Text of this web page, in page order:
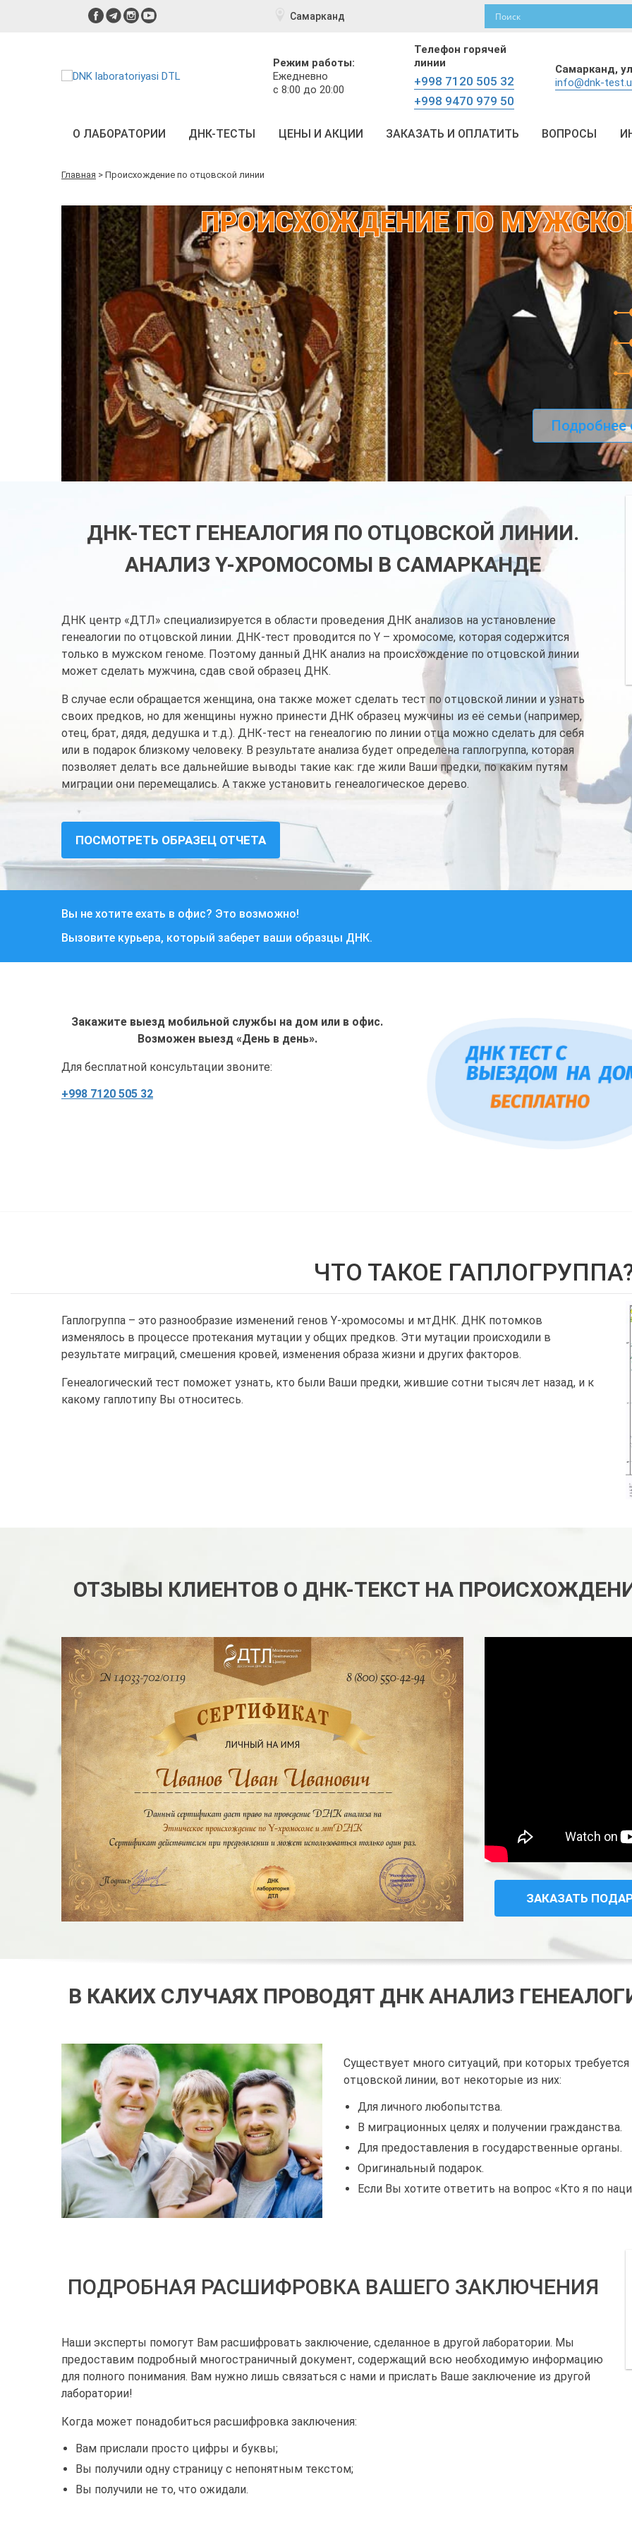
Самарканд
Режим работы:
Ежедневно
с 8:00 до 20:00
Телефон горячей
линии
+998 7120 505 32
+998 9470 979 50
Самарканд,
info@dnk-
О ЛАБОРАТОРИИ ДНК-ТЕСТЫ ЦЕНЫ И АКЦИИ ЗАКАЗАТЬ И ОПЛАТИТЬ ВОПРОСЫ
Главная > Происхождение по отцовской линии
ПРОИСХОЖДЕНИЕ ПО
Подробнее
ДНК-ТЕСТ ГЕНЕАЛОГИЯ ПО ОТЦОВСКОЙ ЛИНИИ.
АНАЛИЗ Y-ХРОМОСОМЫ В САМАРКАНДЕ
ДНК центр «ДТЛ» специализируется в области проведения ДНК анализов на установление
генеалогии по отцовской линии. ДНК-тест проводится по Y – хромосоме, которая содержится
только в мужском геноме. Поэтому данный ДНК анализ на происхождение по отцовской линии
может сделать мужчина, сдав свой образец ДНК.
В случае если обращается женщина, она также может сделать тест по отцовской линии и узнать
своих предков, но для женщины нужно принести ДНК образец мужчины из её семьи (например,
отец, брат, дядя, дедушка и т.д.). ДНК-тест на генеалогию по линии отца можно сделать для себя
или в подарок близкому человеку. В результате анализа будет определена гаплогруппа, которая
позволяет делать все дальнейшие выводы такие как: где жили Ваши предки, по каким путям
миграции они перемещались. А также установить генеалогическое дерево.
ПОСМОТРЕТЬ ОБРАЗЕЦ ОТЧЕТА
Вы не хотите ехать в офис? Это возможно!
Вызовите курьера, который заберет ваши образцы ДНК.
Закажите выезд мобильной службы на дом или в офис.
Возможен выезд «День в день».
Для бесплатной консультации звоните:
+998 7120 505 32
ЧТО ТАКОЕ
Гаплогруппа – это разнообразие изменений генов Y-хромосомы и мтДНК. ДНК потомков
изменялось в процессе протекания мутации у общих предков. Эти мутации происходили в
результате миграций, смешения кровей, изменения образа жизни и других факторов.
Генеалогический тест поможет узнать, кто были Ваши предки, жившие сотни тысяч лет назад, и к
какому гаплотипу Вы относитесь.
ОТЗЫВЫ КЛИЕНТОВ О ДНК-ТЕКСТ НА
ЗАКАЗАТЬ
В КАКИХ СЛУЧАЯХ ПРОВОДЯТ ДНК АНАЛИЗ
Существует много ситуаций, при которых
отцовской линии, вот некоторые из них:
Для личного любопытства.
В миграционных целях и получении гражданства.
Для предоставления в государственные органы.
Оригинальный подарок.
Если Вы хотите ответить на вопрос «Кто я по
ПОДРОБНАЯ РАСШИФРОВКА ВАШЕГО ЗАКЛЮЧЕНИЯ
Наши эксперты помогут Вам расшифровать заключение, сделанное в другой лаборатории. Мы
предоставим подробный многостраничный документ, содержащий всю необходимую информацию
для полного понимания. Вам нужно лишь связаться с нами и прислать Ваше заключение из другой
лаборатории!
Когда может понадобиться расшифровка заключения:
Вам прислали просто цифры и буквы;
Вы получили одну страницу с непонятным текстом;
Вы получили не то, что ожидали.